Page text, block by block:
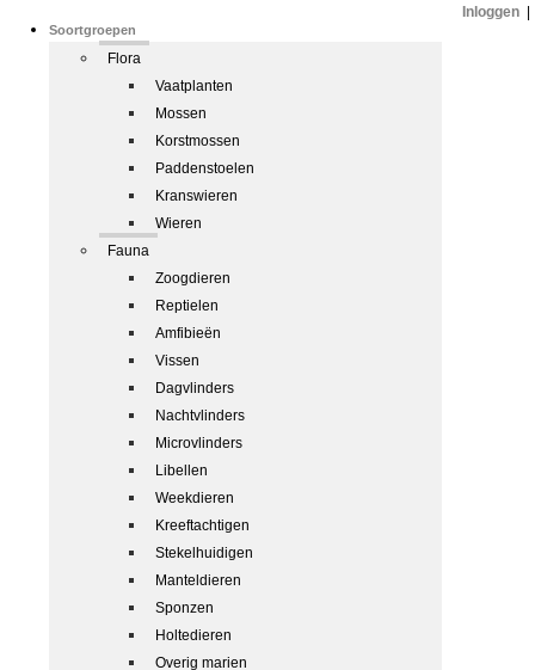
Soortgroepen
Flora
Vaatplanten
Mossen
Korstmossen
Paddenstoelen
Kranswieren
Wieren
Fauna
Zoogdieren
Reptielen
Amfibieën
Vissen
Dagvlinders
Nachtvlinders
Microvlinders
Libellen
Weekdieren
Kreeftachtigen
Stekelhuidigen
Manteldieren
Sponzen
Holtedieren
Overig marien
Inloggen